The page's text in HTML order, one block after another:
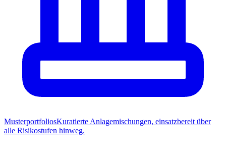
MusterportfoliosKuratierte Anlagemischungen, einsatzbereit über
alle Risikostufen hinweg.